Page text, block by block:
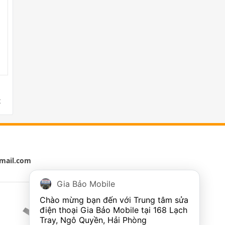
Gia Bảo Mobile
Chào mừng bạn đến với Trung tâm sửa
điện thoại Gia Bảo Mobile tại 168 Lạch
Tray, Ngô Quyền, Hải Phòng